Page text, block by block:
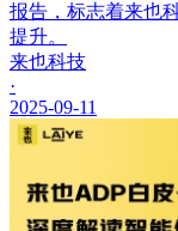
报告，标志着来也
提升。
来也科技
·
2025-09-11